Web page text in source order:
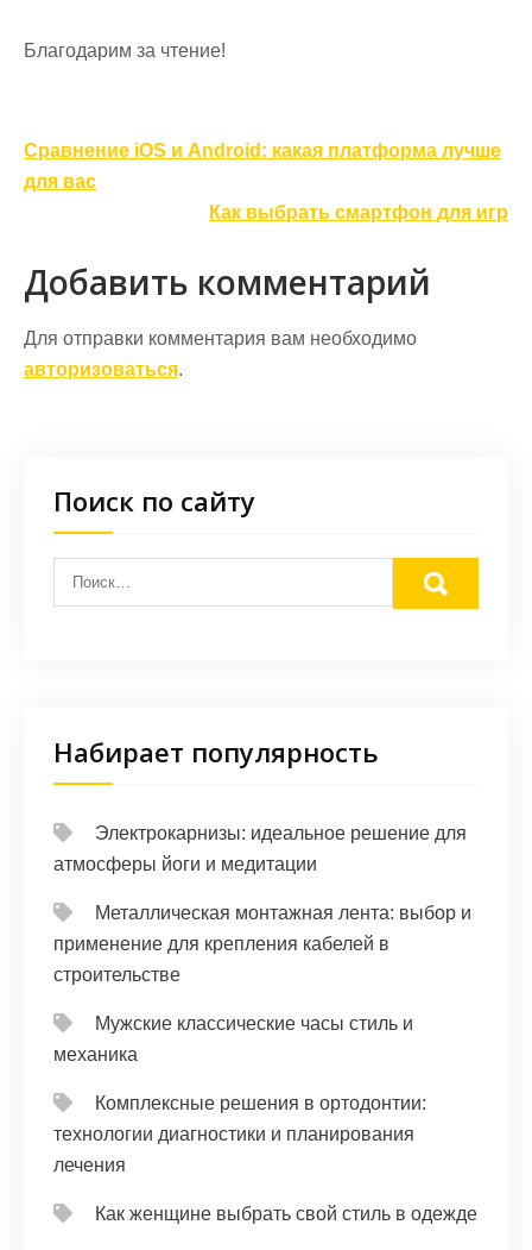
Благодарим за чтение!
Навигация
по
Сравнение iOS и Android: какая платформа лучше
для вас
Как выбрать смартфон для игр
Добавить комментарий
Для отправки комментария вам необходимо
авторизоваться.
Поиск по сайту
Набирает популярность
Электрокарнизы: идеальное решение для
атмосферы йоги и медитации
Металлическая монтажная лента: выбор и
применение для крепления кабелей в
строительстве
Мужские классические часы стиль и
механика
Комплексные решения в ортодонтии:
технологии диагностики и планирования
лечения
Как женщине выбрать свой стиль в одежде